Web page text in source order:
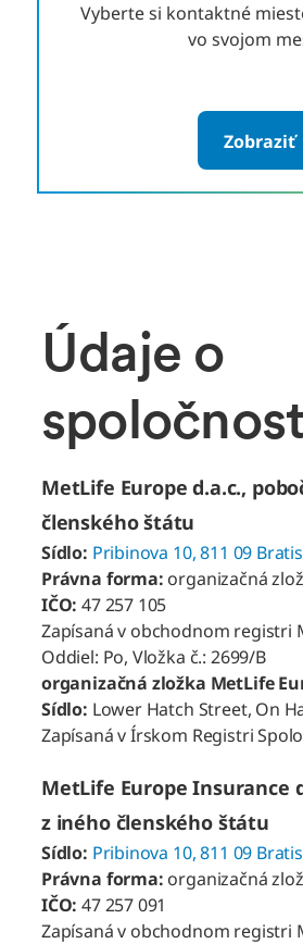
Vyberte si kontaktné
vo svojom
Zobraziť
Údaje o
MetLife Europe d.a.c.,
členského štátu
Sídlo: Pribinova 10, 811 09
Právna forma: organizačná
IČO: 47 257 105
Zapísaná v obchodnom registri
Oddiel: Po, Vložka č.: 2699/B
organizačná zložka MetLife
Sídlo: Lower Hatch Street, On
Zapísaná v Írskom Registri
MetLife Europe Insurance
z iného členského štátu
Sídlo: Pribinova 10, 811 09
Právna forma: organizačná
IČO: 47 257 091
Zapísaná v obchodnom registri